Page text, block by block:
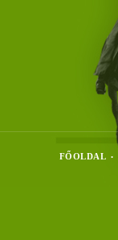
FŐOLDAL •